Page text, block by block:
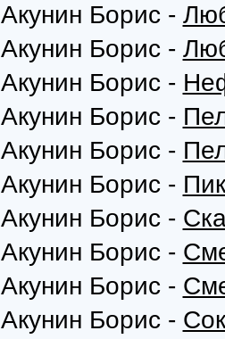
Акунин Борис -
Акунин Борис -
Акунин Борис -
Акунин Борис -
Акунин Борис -
Акунин Борис -
Акунин Борис -
Акунин Борис -
Акунин Борис -
Акунин Борис -